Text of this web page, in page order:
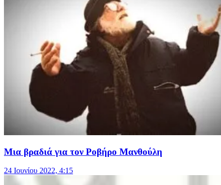
Μια βραδιά για τον Ροβήρο Μανθούλη
24 Ιουνίου 2022, 4:15